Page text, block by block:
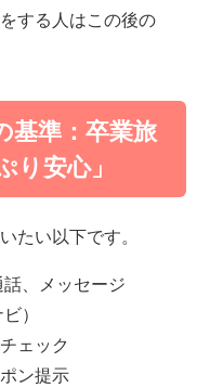
する人はこの後の
基準：卒業旅
り安心」
たい以下です。
、メッセージ
）
ェック
ン提示